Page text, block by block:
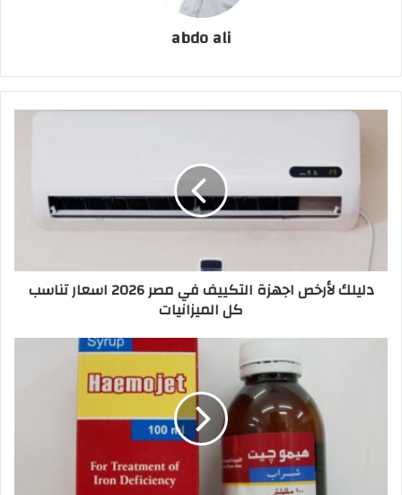
abdo ali
دليلك لأرخص اجهزة التكييف في مصر 2026 اسعار تناسب
كل الميزانيات